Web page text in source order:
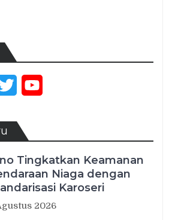
Twitter
Tingkatkan Keamanan
Niaga dengan
Karoseri
2026